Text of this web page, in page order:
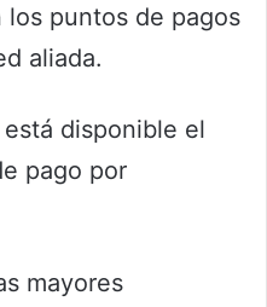
los puntos de pagos
aliada.
disponible el
pago por
mayores